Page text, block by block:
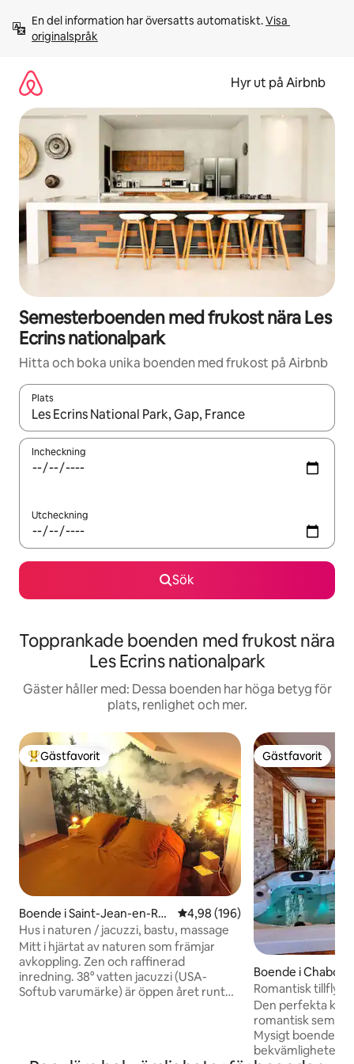
innehåll
En del information har översatts automatiskt. Visa
originalspråk
Hyr ut på Airbnb
Semesterboenden med frukost nära Les
Ecrins nationalpark
Hitta och boka unika boenden med frukost på Airbnb
Plats
När resultaten är tillgängliga kan du navigera med upp- och
Incheckning
Utcheckning
Sök
Topprankade boenden med frukost nära
Les Ecrins nationalpark
Gäster håller med: Dessa boenden har höga betyg för
plats, renlighet och mer.
Populär gästfavorit
Gästfavorit
Boende i Saint-Jean-en-Roy
ans
4,98 av 5 i genomsnittligt
4,98 (196)
Hus i naturen / jacuzzi, bastu, massage
Mitt i hjärtat av naturen som främjar
avkoppling. Zen och raffinerad
inredning. 38° vatten jacuzzi (USA-
Softub varumärke) är öppen året runt
Gästfavorit
Gästfavorit
Boende i
Romantisk
jacuzzi.
Den perfekta
romantisk
Mysigt boende,
bekvämligheter